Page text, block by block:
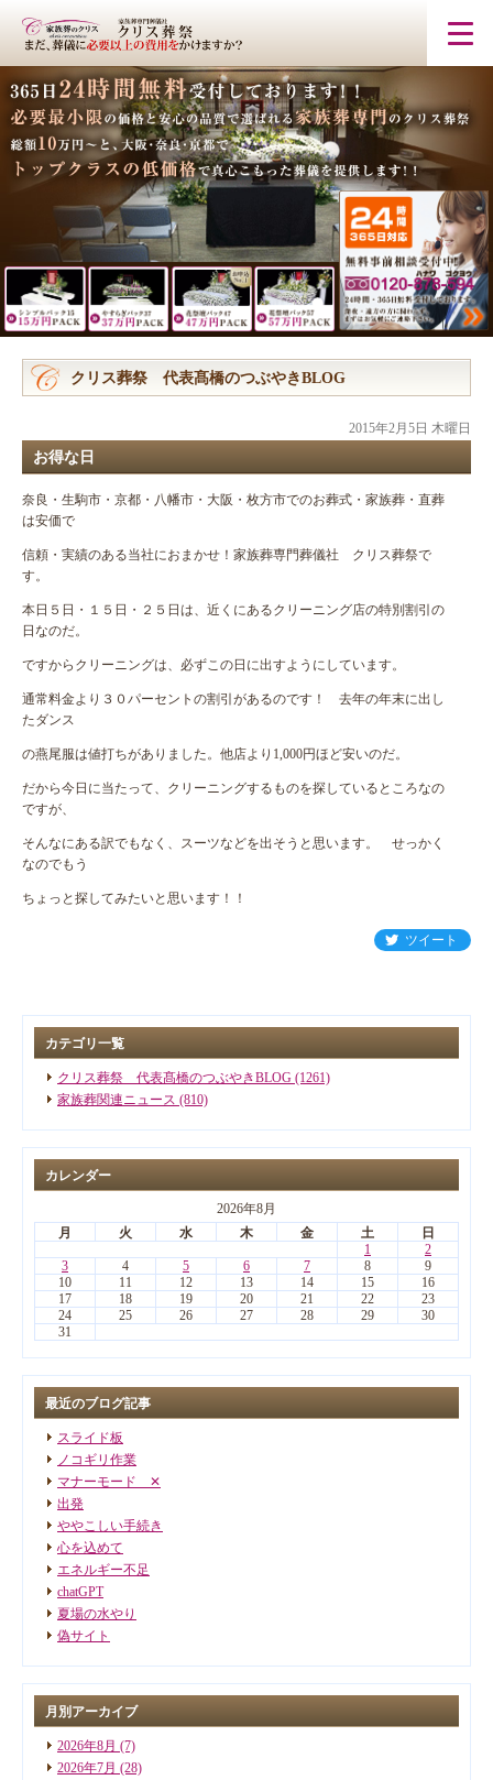
クリス葬祭 代表髙橋のつぶやきBLOG
2015年2月5日 木曜日
お得な日
奈良・生駒市・京都・八幡市・大阪・枚方市でのお葬式・家族葬・直葬
は安価で
信頼・実績のある当社におまかせ！家族葬専門葬儀社 クリス葬祭で
す。
本日５日・１５日・２５日は、近くにあるクリーニング店の特別割引の
日なのだ。
ですからクリーニングは、必ずこの日に出すようにしています。
通常料金より３０パーセントの割引があるのです！ 去年の年末に出し
たダンス
の燕尾服は値打ちがありました。他店より1,000円ほど安いのだ。
だから今日に当たって、クリーニングするものを探しているところなの
ですが、
そんなにある訳でもなく、スーツなどを出そうと思います。 せっかく
なのでもう
ちょっと探してみたいと思います！！
ツイート
カテゴリ一覧
クリス葬祭 代表髙橋のつぶやきBLOG (1261)
家族葬関連ニュース (810)
カレンダー
2026年8月
月
火 水 木 金 土
日
1
2
3
4 5 6 7 8
9
10
11 12 13 14 15
16
17
18 19 20 21 22
23
24
25 26 27 28 29
30
31
最近のブログ記事
スライド板
ノコギリ作業
マナーモード ✕
出発
ややこしい手続き
心を込めて
エネルギー不足
chatGPT
夏場の水やり
偽サイト
月別アーカイブ
2026年8月 (7)
2026年7月 (28)